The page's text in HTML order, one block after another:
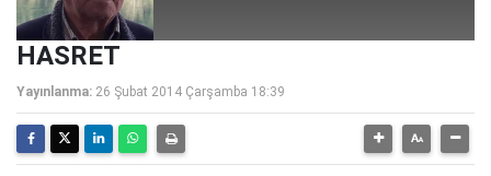
HASRET
Yayınlanma: 26 Şubat 2014 Çarşamba 18:39